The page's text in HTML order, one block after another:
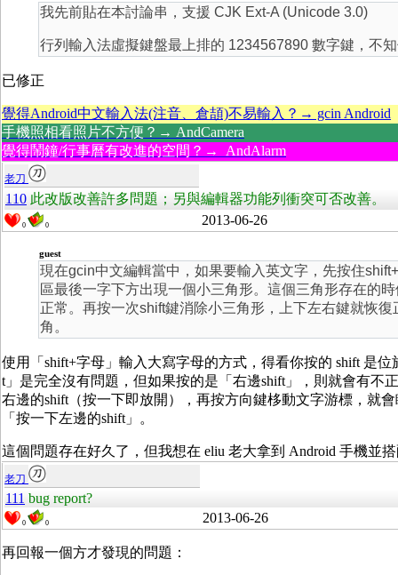
我先前貼在本討論串，支援 CJK Ext-A (Unicode 3.0)
行列輸入法虛擬鍵盤最上排的 1234567890 數字鍵，不
已修正
覺得Android中文輸入法(注音、倉頡)不易輸入？→ gcin Android
手機照相看照片不方便？→ AndCamera
覺得鬧鐘/行事曆有改進的空間？→ AndAlarm
老刀
110 此改版改善許多問題；另與編輯器功能列衝突可否改善。
0 0 2013-06-26
guest
現在gcin中文編輯當中，如果要輸入英文字，先按住
區最後一字下方出現一個小三角形。這個三角形存在的
正常。再按一次shift鍵消除小三角形，上下左右鍵就恢
角。
使用「shift+字母」輸入大寫字母的方式，得看你按的 shift 是
t」是完全沒有問題，但如果按的是「右邊shift」，則就會有不
右邊的shift（按一下即放開），再按方向鍵栘動文字游標，就
「按一下左邊的shift」。
這個問題存在好久了，但我想在 eliu 老大拿到 Android 手機並
老刀
111 bug report?
0 0 2013-06-26
再回報一個方才發現的問題：